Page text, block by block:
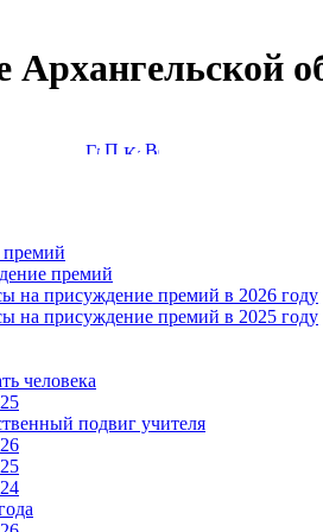
Архангельской
премий
на присуждение премий в 2026 году
на присуждение премий в 2025 году
человека
подвиг учителя